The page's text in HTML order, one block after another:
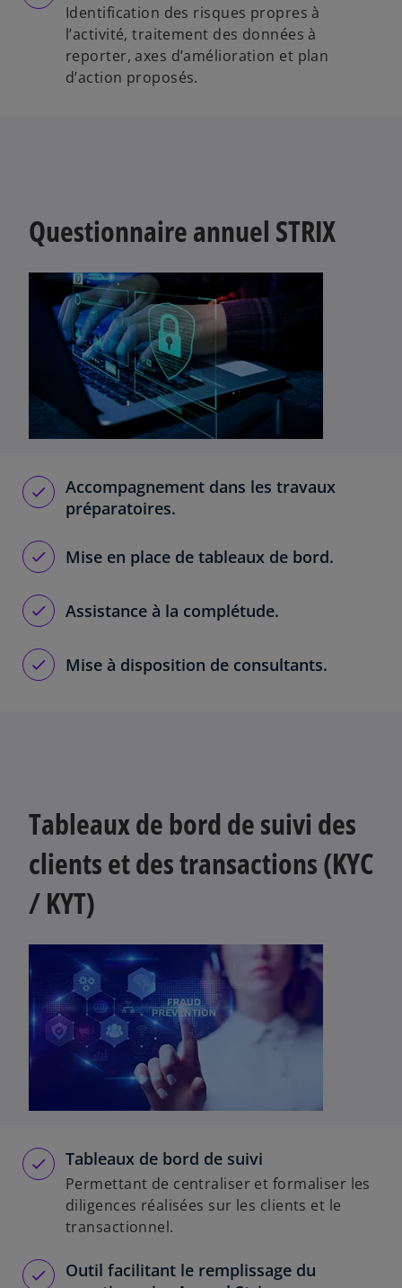
Identification des risques propres à
l’activité, traitement des données à
reporter, axes d’amélioration et plan
d’action proposés.
Questionnaire annuel STRIX
Accompagnement dans les travaux
préparatoires.
Mise en place de tableaux de bord.
Assistance à la complétude.
Mise à disposition de consultants.
Tableaux de bord de suivi des
clients et des transactions (KYC
/ KYT)
Tableaux de bord de suivi
Permettant de centraliser et formaliser les
diligences réalisées sur les clients et le
transactionnel.
Outil facilitant le remplissage du